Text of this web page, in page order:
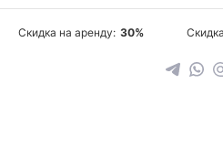
Скидка на аренду: 30%